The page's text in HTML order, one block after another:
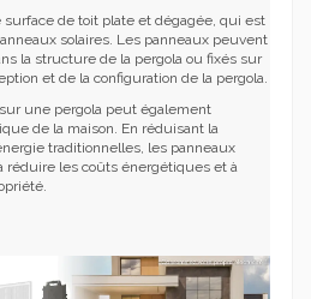
surface de toit plate et dégagée, qui est
solaires. Les panneaux peuvent
la structure de la pergola ou fixés sur
et de la configuration de la pergola.
une pergola peut également
de la maison. En réduisant la
traditionnelles, les panneaux
réduire les coûts énergétiques et à